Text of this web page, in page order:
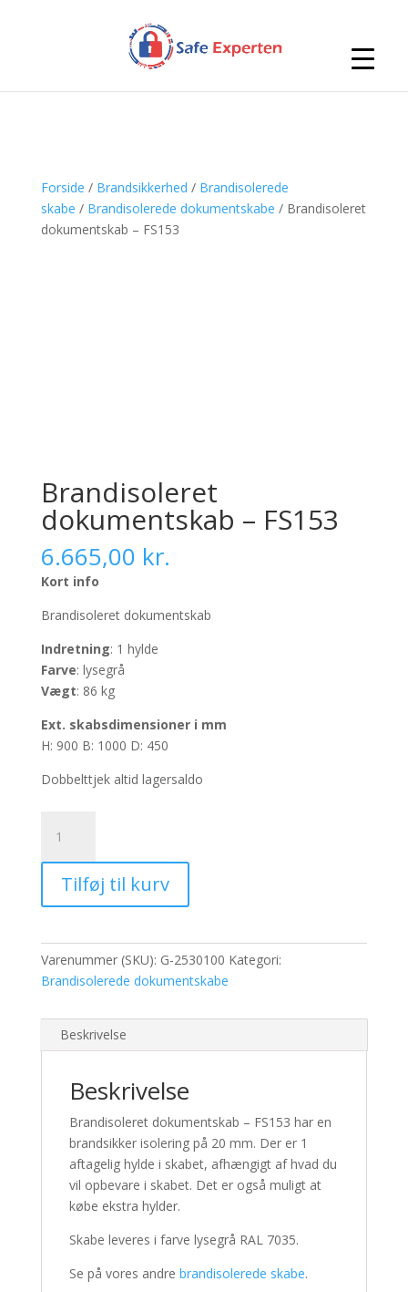
Forside / Brandsikkerhed / Brandisolerede
skabe / Brandisolerede dokumentskabe / Brandisoleret
dokumentskab – FS153
Brandisoleret
dokumentskab – FS153
6.665,00 kr.
Kort info
Brandisoleret dokumentskab
Indretning: 1 hylde
Farve: lysegrå
Vægt: 86 kg
Ext. skabsdimensioner i mm
H: 900 B: 1000 D: 450
Dobbelttjek altid lagersaldo
dokumentskab
-
FS153
antal
Tilføj til kurv
Varenummer (SKU): G-2530100 Kategori:
Brandisolerede dokumentskabe
Beskrivelse
Beskrivelse
Brandisoleret dokumentskab – FS153 har en
brandsikker isolering på 20 mm. Der er 1
aftagelig hylde i skabet, afhængigt af hvad du
vil opbevare i skabet. Det er også muligt at
købe ekstra hylder.
Skabe leveres i farve lysegrå RAL 7035.
Se på vores andre brandisolerede skabe.